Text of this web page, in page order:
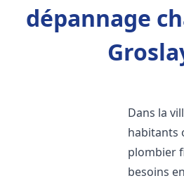
dépannage
Dans la
habitants
plombier
besoins en